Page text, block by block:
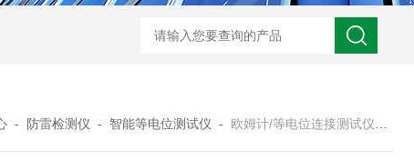
HD3400A接地电阻测试仪 S3010数字接地电阻测试仪现货
- 防雷检测仪 - 智能等电位测试仪 - 欧姆计/等电位连接测试仪价格